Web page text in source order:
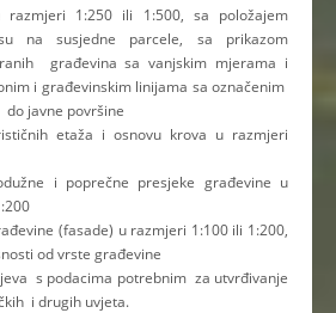
razmjeri 1:250 ili 1:500, sa položajem
na susjedne parcele, sa prikazom
građevina sa vanjskim mjerama i
i građevinskim linijama sa označenim
javne površine
etaža i osnovu krova u razmjeri
i poprečne presjeke građevine u
(fasade) u razmjeri 1:100 ili 1:200,
od vrste građevine
s podacima potrebnim za utvrđivanje
i drugih uvjeta.